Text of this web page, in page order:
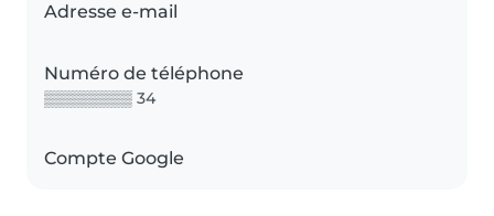
Adresse e-mail
Numéro de téléphone
▒▒▒▒▒▒▒▒ 34
Compte Google